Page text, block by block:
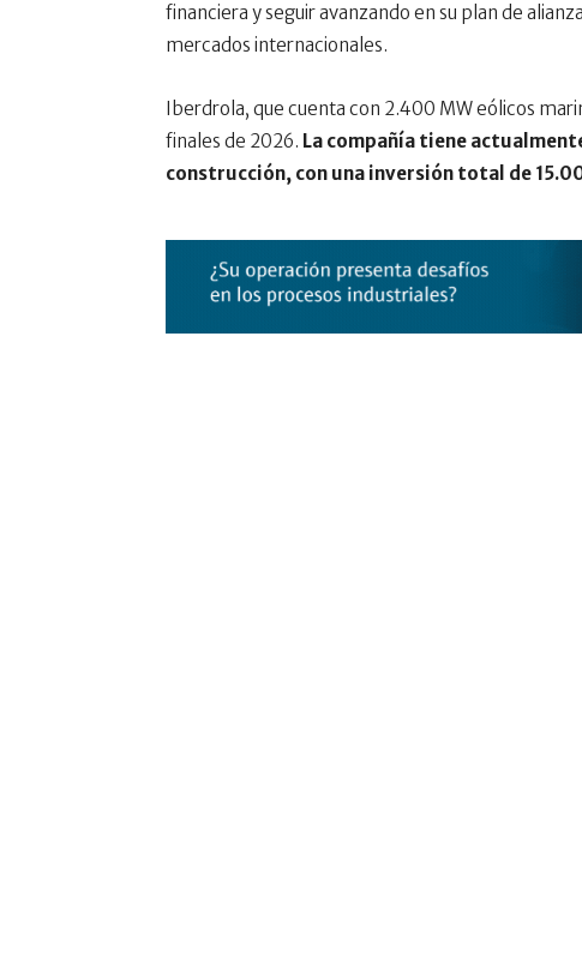
financiera y seguir avanzando en su plan de
mercados internacionales.
Iberdrola, que cuenta con 2.400 MW eólicos
finales de 2026. La compañía tiene
construcción, con una inversión total de